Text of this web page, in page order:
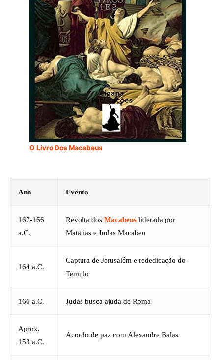
O Livro Dos Macabeus
Ano Evento
167-166
a.C.
Revolta dos Macabeus liderada por
Matatias e Judas Macabeu
164 a.C.
Captura de Jerusalém e rededicação do
Templo
166 a.C. Judas busca ajuda de Roma
Aprox.
153 a.C.
Acordo de paz com Alexandre Balas